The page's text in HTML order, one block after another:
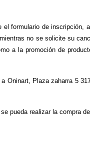
formulario de
no se solicite su
a la promoción de
Plaza zaharra 5
pueda realizar la compra